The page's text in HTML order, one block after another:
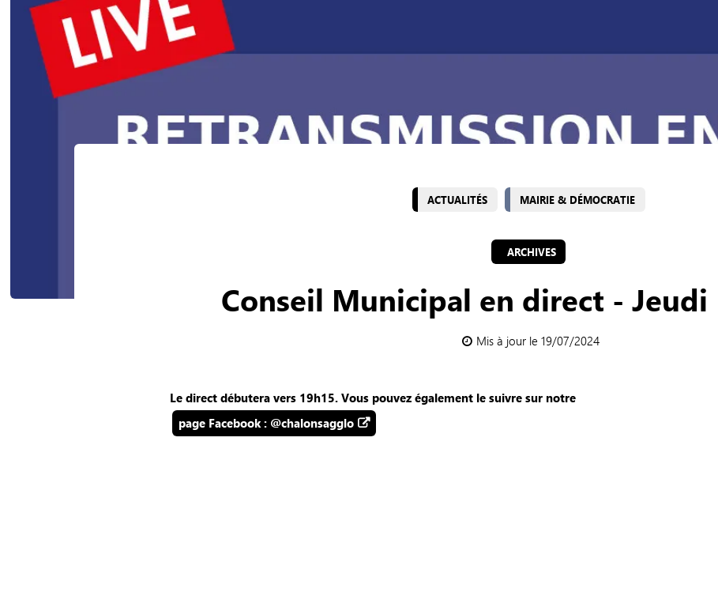
ACTUALITÉS MAIRIE & DÉMOCRATIE
ARCHIVES
Conseil Municipal en direct -
Mis à jour le 19/07/2024
Le direct débutera vers 19h15. Vous pouvez également le suivre sur notre
page Facebook : @chalonsagglo